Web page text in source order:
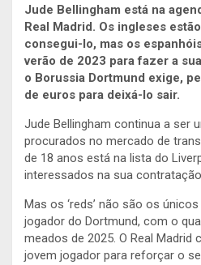
Jude Bellingham está na
Real Madrid. Os ingleses
consegui-lo, mas os
verão de 2023 para fazer a
o Borussia Dortmund exige,
de euros para deixá-lo sair.
Jude Bellingham continua a ser
procurados no mercado de
de 18 anos está na lista do
interessados na sua
Mas os ‘reds’ não são os
jogador do Dortmund, com o
meados de 2025. O Real Madrid
jovem jogador para reforçar o